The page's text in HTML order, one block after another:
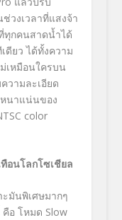
วงเวลาที่แสงจ้า
ทุกคนสาดน้ำได้
ดียว ได้ทั้งความ
เหมือนใครบน
วามละเอียด
หนาแน่นของ
color
อนโลกโซเชียล
มันพิเศษมากๆ
อ โหมด Slow